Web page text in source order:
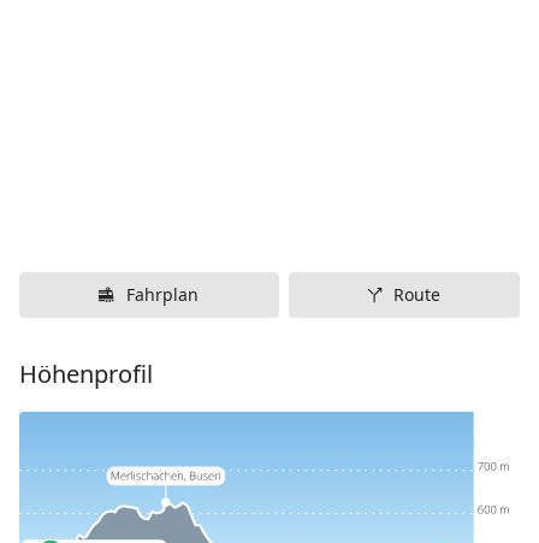
Fahrplan Route
Höhenprofil